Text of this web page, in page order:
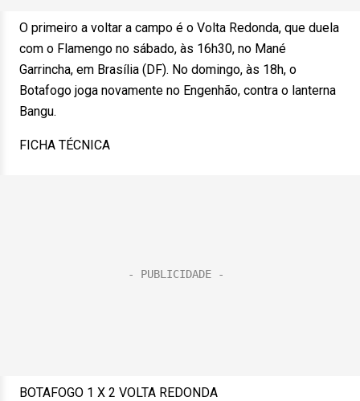
O primeiro a voltar a campo é o Volta Redonda, que duela
com o Flamengo no sábado, às 16h30, no Mané
Garrincha, em Brasília (DF). No domingo, às 18h, o
Botafogo joga novamente no Engenhão, contra o lanterna
Bangu.
FICHA TÉCNICA
BOTAFOGO 1 X 2 VOLTA REDONDA